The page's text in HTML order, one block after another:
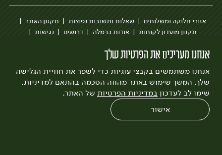
אנחנו מעריכים את הפרטיות שלך
אנחנו משתמשים בקבצי עוגיות כדי לשפר את חוויית הגלישה
שלך. המשך שימוש באתר מהווה הסכמה בהתאם למדיניות.
שימו לב לעדכון במדיניות הפרטיות של האתר.
אישור
אזורי חלוקה ומשלוחים שאלות ותשובות נפוצות
תקנון האתר
תקנון מועדון לקוחות
אודות כרמלה דרושים
נגישות
לצפייה בעדכון מדיניות פרטיות
עיצוב:3bears פיתוח:Quatro